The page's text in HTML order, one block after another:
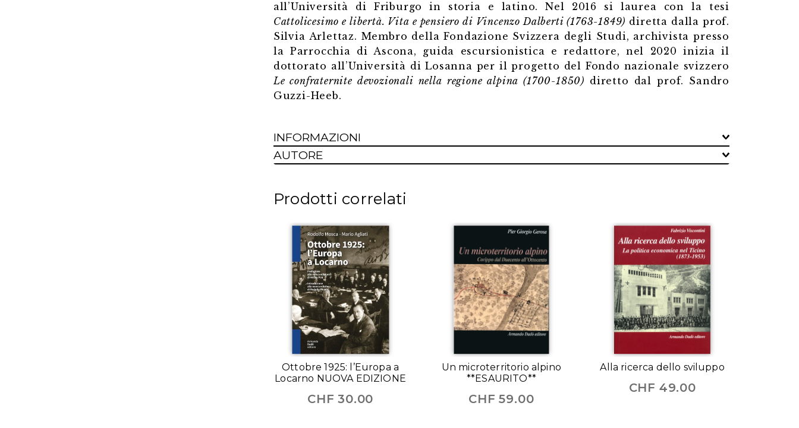
all’Università di Friburgo in storia e latino. Nel 2016 si laurea con la tesi
Cattolicesimo e libertà. Vita e pensiero di Vincenzo Dalberti (1763-1849) diretta dalla prof.
Silvia Arlettaz. Membro della Fondazione Svizzera degli Studi, archivista presso
la Parrocchia di Ascona, guida escursionistica e redattore, nel 2020 inizia il
dottorato all’Università di Losanna per il progetto del Fondo nazionale svizzero
Le confraternite devozionali nella regione alpina (1700-1850) diretto dal prof. Sandro
Guzzi-Heeb.
INFORMAZIONI
AUTORE
Prodotti correlati
Ottobre 1925: l’Europa a
Locarno NUOVA EDIZIONE
CHF 30.00
Un microterritorio alpino
**ESAURITO**
CHF 59.00
Alla ricerca dello sviluppo
CHF 49.00